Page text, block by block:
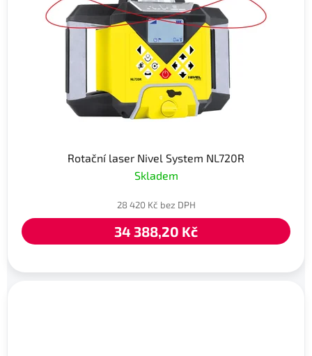
Rotační laser Nivel System NL720R
Skladem
28 420 Kč bez DPH
34 388,20 Kč